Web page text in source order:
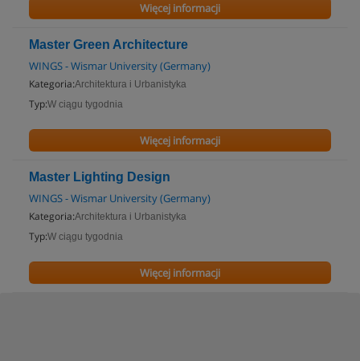
Więcej informacji
Master Green Architecture
WINGS - Wismar University (Germany)
Kategoria:Architektura i Urbanistyka
Typ:W ciągu tygodnia
Więcej informacji
Master Lighting Design
WINGS - Wismar University (Germany)
Kategoria:Architektura i Urbanistyka
Typ:W ciągu tygodnia
Więcej informacji